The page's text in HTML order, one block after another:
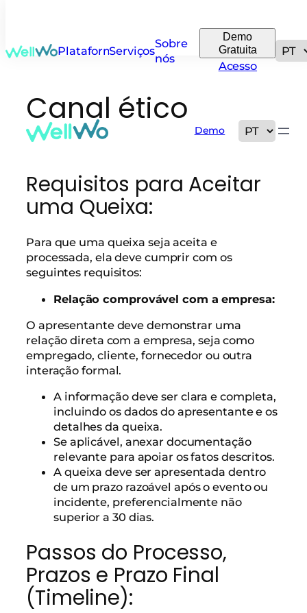
PlataformaServiços
Sobre
nós
Demo
Gratuita
Acesso
Demo
Canal ético
Requisitos para Aceitar
uma Queixa:
Para que uma queixa seja aceita e
processada, ela deve cumprir com os
seguintes requisitos:
Relação comprovável com a empresa:
O apresentante deve demonstrar uma
relação direta com a empresa, seja como
empregado, cliente, fornecedor ou outra
interação formal.
A informação deve ser clara e completa,
incluindo os dados do apresentante e os
detalhes da queixa.
Se aplicável, anexar documentação
relevante para apoiar os fatos descritos.
A queixa deve ser apresentada dentro
de um prazo razoável após o evento ou
incidente, preferencialmente não
superior a 30 dias.
Passos do Processo,
Prazos e Prazo Final
(Timeline):